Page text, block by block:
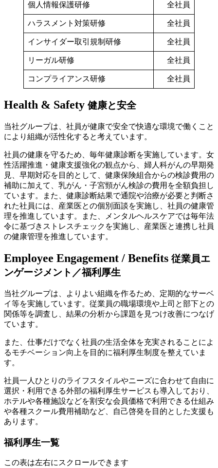
個人情報保護研修 全社員
ハラスメント対策研修 全社員
インサイダー取引規制研修 全社員
リーガル研修 全社員
コンプライアンス研修 全社員
Health & Safety 健康と安全
当社グループは、社員が健康で安全で快適な環境で働くこと
により組織が活性化すると考えています。
社員の健康を守るため、毎年健康診断を実施しています。女
性活躍推進・健康支援強化の観点から、婦人科がんの早期発
見、早期対応を目的として、健康保険組合からの検診費用の
補助に加えて、乳がん・子宮頸がん検診の費用を全額負担し
ています。また、健康診断結果で通院や治療が必要と判断さ
れた社員には、産業医との個別面談を実施し、社員の健康管
理を推進しています。また、メンタルヘルスケアでは毎年法
令に基づきストレスチェックを実施し、産業医と連携し社員
の健康管理を推進しています。
Employee Engagement / Benefits 従業員エ
ンゲージメント／福利厚生
当社グループは、よりよい組織を作るため、定期的なサーベ
イ等を実施しています。従業員の職場環境や上司と部下との
関係等を調査し、結果の分析から課題を見つけ改善につなげ
ています。
また、仕事だけでなく社員の生活全体を充実されることによ
るモチベーション向上を目的に福利厚生制度を整えていま
す。
社員一人ひとりのライフスタイルやニーズに合わせて自由に
選択・利用できる外部の福利厚生サービスも導入しており、
ホテルや各種施設などを割安な会員価格で利用できる仕組み
や各種スクール費用補助など、自己啓発を目的とした支援も
あります。
福利厚生一覧
この表は左右にスクロールできます